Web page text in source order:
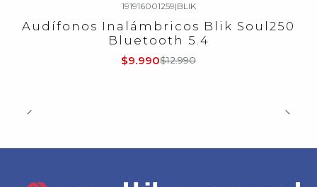
-23%OFF
191916001259|BLIK
Audífonos Inalámbricos Blik Soul250
Bluetooth 5.4
$9.990$12.990